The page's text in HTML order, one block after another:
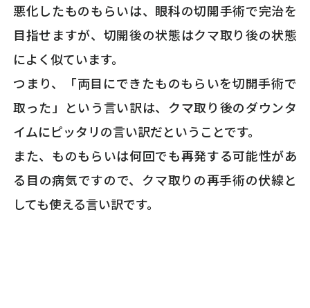
悪化したものもらいは、眼科の切開手術で完治を
目指せますが、切開後の状態はクマ取り後の状態
によく似ています。
つまり、「両目にできたものもらいを切開手術で
取った」という言い訳は、クマ取り後のダウンタ
イムにピッタリの言い訳だということです。
また、ものもらいは何回でも再発する可能性があ
る目の病気ですので、クマ取りの再手術の伏線と
しても使える言い訳です。